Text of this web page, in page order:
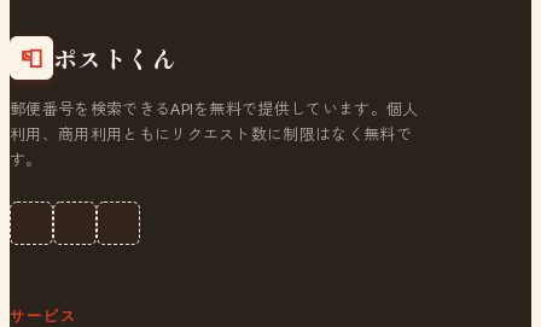
📮 ポストくん
郵便番号を検索できるAPIを無料で提供しています。個人
利用、商用利用ともにリクエスト数に制限はなく無料で
す。
サービス